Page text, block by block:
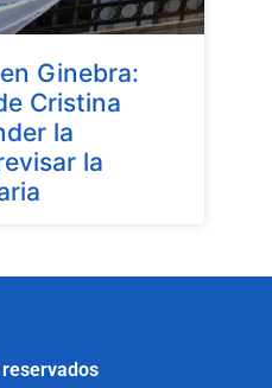
Ginebra:
Cristina
la
la